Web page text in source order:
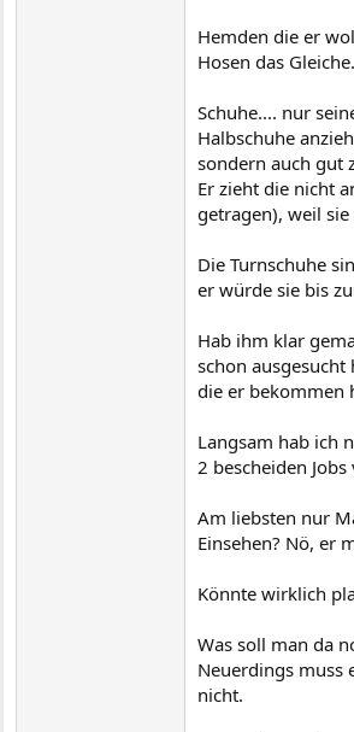
Hemden die er
Hosen das Gleiche.
Schuhe.... nur
Halbschuhe
sondern auch gut
Er zieht die nicht
getragen), weil
Die Turnschuhe
er würde sie bis
Hab ihm klar
schon
die er bekommen
Langsam hab ich
2 bescheiden
Am liebsten nur
Einsehen? Nö, er
Könnte wirklich
Was soll man da
Neuerdings muss
nicht.